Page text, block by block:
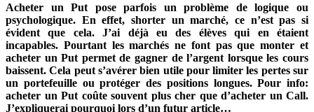
Acheter un Put pose parfois un problème de logique ou
psychologique. En effet, shorter un marché, ce n’est pas si
évident que cela. J’ai déjà eu des élèves qui en étaient
incapables. Pourtant les marchés ne font pas que monter et
acheter un Put permet de gagner de l’argent lorsque les cours
baissent. Cela peut s’avérer bien utile pour limiter les pertes sur
un portefeuille ou protéger des positions longues. Pour info:
acheter un Put coûte souvent plus cher que d’acheter un Call.
J’expliquerai pourquoi lors d’un futur article…